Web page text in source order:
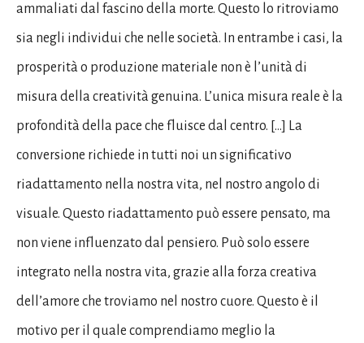
ammaliati dal fascino della morte. Questo lo ritroviamo
sia negli individui che nelle società. In entrambe i casi, la
prosperità o produzione materiale non è l’unità di
misura della creatività genuina. L’unica misura reale è la
profondità della pace che fluisce dal centro. […] La
conversione richiede in tutti noi un significativo
riadattamento nella nostra vita, nel nostro angolo di
visuale. Questo riadattamento può essere pensato, ma
non viene influenzato dal pensiero. Può solo essere
integrato nella nostra vita, grazie alla forza creativa
dell’amore che troviamo nel nostro cuore. Questo è il
motivo per il quale comprendiamo meglio la